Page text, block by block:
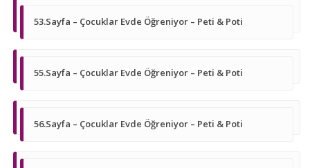
53.Sayfa – Çocuklar Evde Öğreniyor – Peti & Poti
55.Sayfa – Çocuklar Evde Öğreniyor – Peti & Poti
56.Sayfa – Çocuklar Evde Öğreniyor – Peti & Poti